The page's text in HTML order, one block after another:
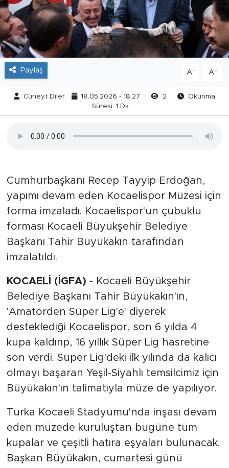
Paylaş A- A+
Cüneyt Diler 18.05.2026 - 18:27 2
Okunma
Süresi: 1 Dk
Cumhurbaşkanı Recep Tayyip Erdoğan,
yapımı devam eden Kocaelispor Müzesi için
forma imzaladı. Kocaelispor'un çubuklu
forması Kocaeli Büyükşehir Belediye
Başkanı Tahir Büyükakın tarafından
imzalatıldı.
KOCAELİ (İGFA) - Kocaeli Büyükşehir
Belediye Başkanı Tahir Büyükakın'ın,
'Amatörden Süper Lig'e' diyerek
desteklediği Kocaelispor, son 6 yılda 4
kupa kaldırıp, 16 yıllık Süper Lig hasretine
son verdi. Süper Lig'deki ilk yılında da kalıcı
olmayı başaran Yeşil-Siyahlı temsilcimiz için
Büyükakın'ın talimatıyla müze de yapılıyor.
Turka Kocaeli Stadyumu'nda inşası devam
eden müzede kuruluştan bugüne tüm
kupalar ve çeşitli hatıra eşyaları bulunacak.
Başkan Büyükakın, cumartesi günü